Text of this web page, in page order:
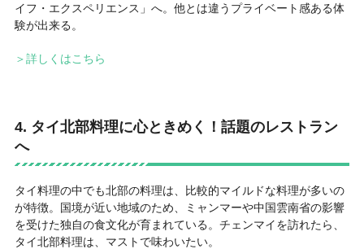
イフ・エクスペリエンス」へ。他とは違うプライベート感ある体
験が出来る。
＞詳しくはこちら
4. タイ北部料理に心ときめく！話題のレストラン
へ
タイ料理の中でも北部の料理は、比較的マイルドな料理が多いの
が特徴。国境が近い地域のため、ミャンマーや中国雲南省の影響
を受けた独自の食文化が育まれている。チェンマイを訪れたら、
タイ北部料理は、マストで味わいたい。